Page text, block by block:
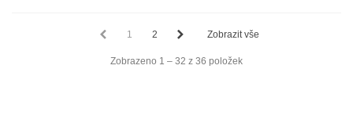
1 2 Zobrazit vše
Zobrazeno 1 – 32 z 36 položek